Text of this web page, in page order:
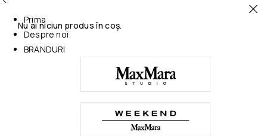
Nu ai niciun produs în coș.
Prima
Despre noi
BRANDURI